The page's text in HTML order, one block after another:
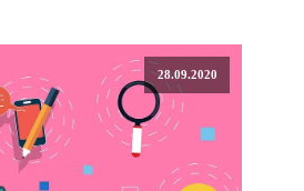
28.09.2020